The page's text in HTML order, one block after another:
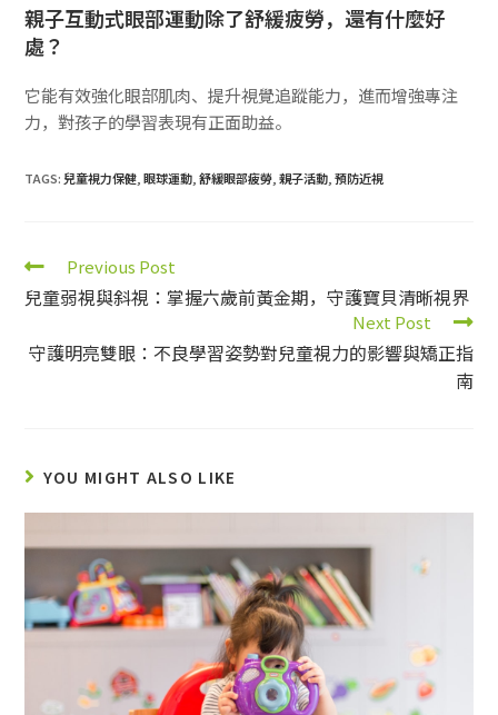
親子互動式眼部運動除了舒緩疲勞，還有什麼好
處？
它能有效強化眼部肌肉、提升視覺追蹤能力，進而增強專注
力，對孩子的學習表現有正面助益。
TAGS: 兒童視力保健 眼球運動 舒緩眼部疲勞 親子活動 預防近視
Previous Post
兒童弱視與斜視：掌握六歲前黃金期，守護寶貝清晰視界
Next Post
守護明亮雙眼：不良學習姿勢對兒童視力的影響與矯正指
南
YOU MIGHT ALSO LIKE